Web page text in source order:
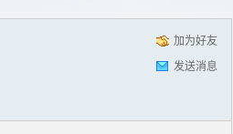
加为好友
发送消息